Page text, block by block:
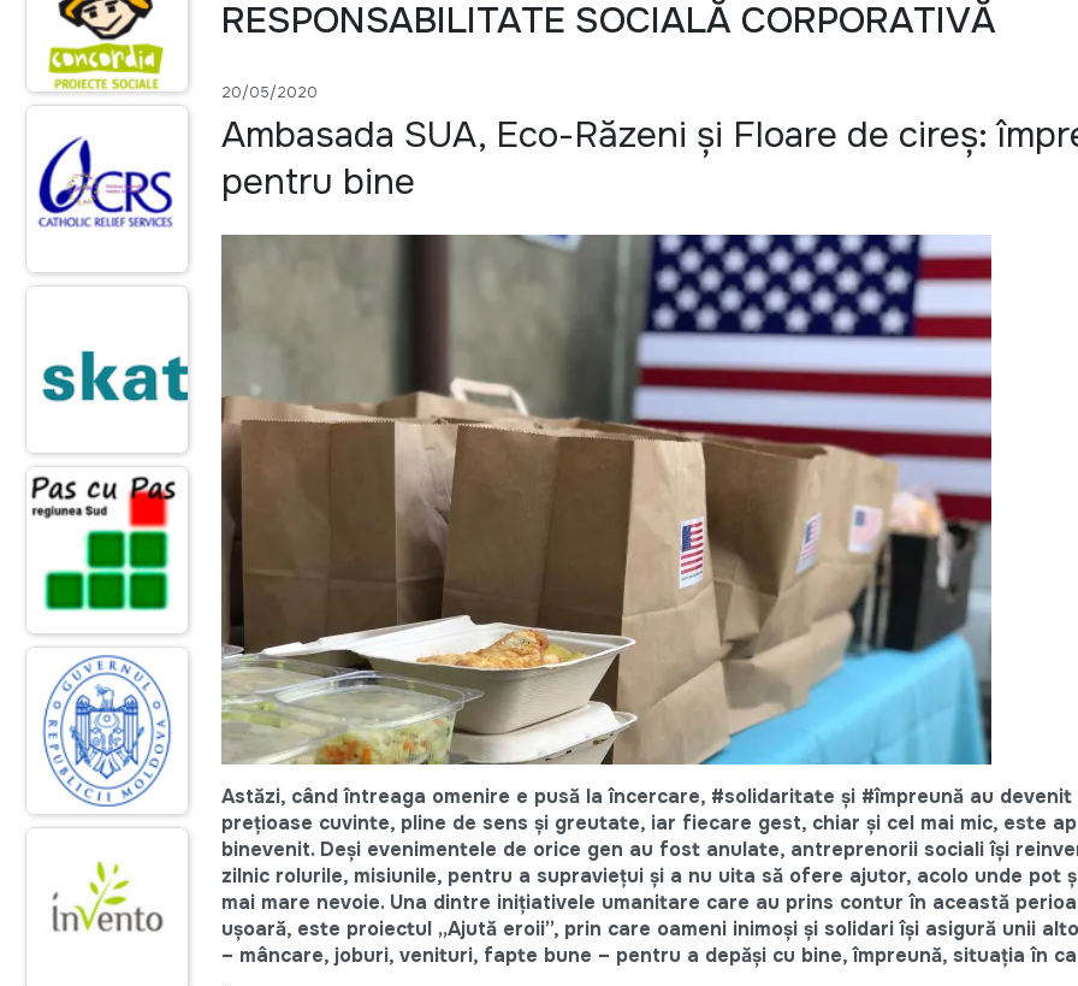
RESPONSABILITATE SOCIALĂ CORPORATIVĂ
20/05/2020
Ambasada SUA, Eco-Răzeni și Floare de cireș:
pentru bine
Astăzi, când întreaga omenire e pusă la încercare, #solidaritate și #împreună au devenit
prețioase cuvinte, pline de sens și greutate, iar fiecare gest, chiar și cel mai mic, este
binevenit. Deși evenimentele de orice gen au fost anulate, antreprenorii sociali își
zilnic rolurile, misiunile, pentru a supraviețui și a nu uita să ofere ajutor, acolo unde pot
mai mare nevoie. Una dintre inițiativele umanitare care au prins contur în această
ușoară, este proiectul „Ajută eroii”, prin care oameni inimoși și solidari își asigură unii
– mâncare, joburi, venituri, fapte bune – pentru a depăși cu bine, împreună, situația în